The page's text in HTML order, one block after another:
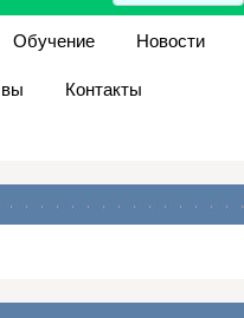
Обучение
Новости
Контакты